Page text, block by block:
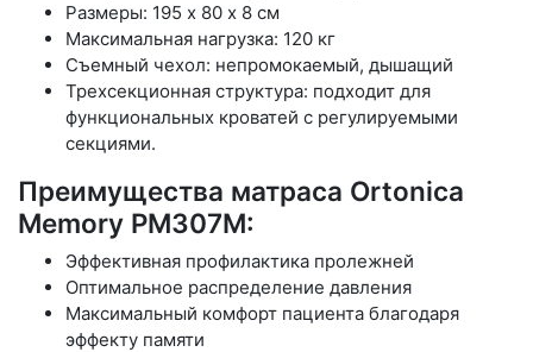
Размеры: 195 х 80 х 8 см
Максимальная нагрузка: 120 кг
Съемный чехол: непромокаемый, дышащий
Трехсекционная структура: подходит для
функциональных кроватей с регулируемыми
секциями.
Преимущества матраса Ortonica
Memory PM307M:
Эффективная профилактика пролежней
Оптимальное распределение давления
Максимальный комфорт пациента благодаря
эффекту памяти